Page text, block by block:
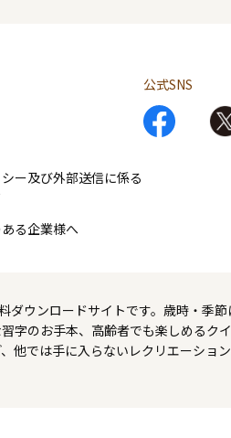
ー及び外部送信に係る
る企業様へ
公式SNS
ダウンロードサイトです。歳時・季
字のお手本、高齢者でも楽しめるクイ
他では手に入らないレクリエーショ